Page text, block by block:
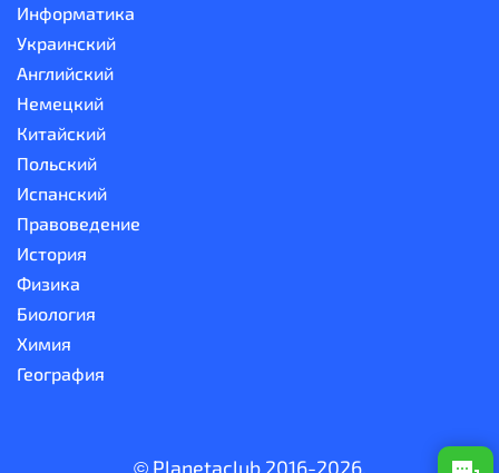
Информатика
Украинский
Английский
Немецкий
Китайский
Польский
Испанский
Правоведение
История
Физика
Биология
Химия
География
© Planetaclub 2016-2026.